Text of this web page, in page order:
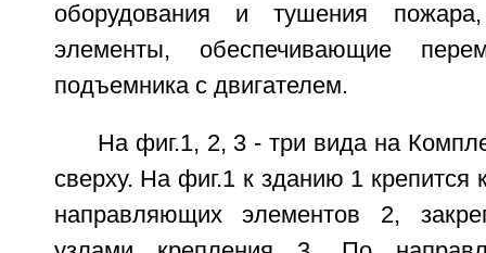
оборудования и тушения
элементы, обеспечивающие
подъемника с двигателем.
На фиг.1, 2, 3 - три вида на
сверху. На фиг.1 к зданию 1 крепится
направляющих элементов 2,